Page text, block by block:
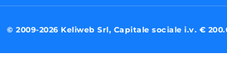
© 2009-2026 Keliweb Srl, Capitale sociale i.v. €